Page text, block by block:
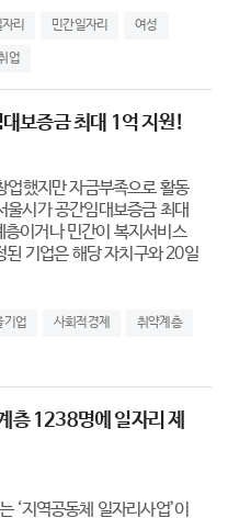
리 민간일자리 여성
업
보증금 최대 1억 지원!
업했지만 자금부족으로 활동
시가 공간임대보증금 최대
이거나 민간이 복지서비스
된 기업은 해당 자치구와 20일
기업 사회적경제 취약계층
층 1238명에 일자리 제
‘지역공동체 일자리사업’이